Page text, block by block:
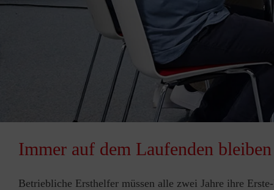
Immer auf dem Laufenden bleiben
Betriebliche Ersthelfer müssen alle zwei Jahre ihre